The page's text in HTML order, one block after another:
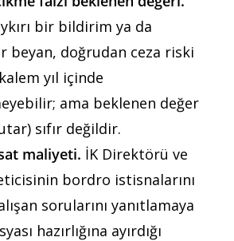
bir bildirim ya da
beyan, doğrudan ceza riski
yıl içinde
ama beklenen değer
sıfır değildir.
maliyeti. İK Direktörü ve
bordro istisnalarını
sorularını yanıtlamaya
hazırlığına ayırdığı